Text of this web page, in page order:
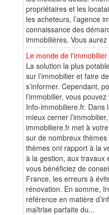
propriétaires et les
les acheteurs, l’agence
connaissance des
immobilières. Vous
Le monde de
La solution la plus
sur l’immobilier et faire
s’informer. Cependant,
l’immobilier, vous
Info-immobiliere.fr. Dans
mieux cerner
immobiliere.fr met à
sur de nombreux thèmes
thèmes ont rapport à la
à la gestion, aux travaux
vous bénéficiez de
France, les erreurs à
rénovation. En somme,
référence en matière
maîtrise parfaite du...